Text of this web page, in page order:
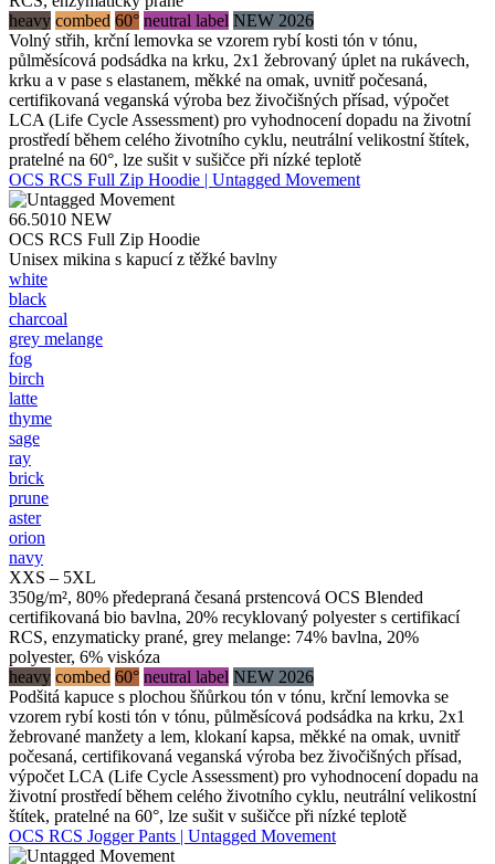
heavy combed 60° neutral label NEW 2026
Volný střih, krční lemovka se vzorem rybí kosti tón v tónu,
půlměsícová podsádka na krku, 2x1 žebrovaný úplet na rukávech,
krku a v pase s elastanem, měkké na omak, uvnitř počesaná,
certifikovaná veganská výroba bez živočišných přísad, výpočet
LCA (Life Cycle Assessment) pro vyhodnocení dopadu na životní
prostředí během celého životního cyklu, neutrální velikostní štítek,
pratelné na 60°, lze sušit v sušičce při nízké teplotě
OCS RCS Full Zip Hoodie | Untagged Movement
66.5010 NEW
OCS RCS Full Zip Hoodie
Unisex mikina s kapucí z těžké bavlny
white
black
charcoal
grey melange
fog
birch
latte
thyme
sage
ray
brick
prune
aster
orion
navy
XXS – 5XL
350g/m², 80% předepraná česaná prstencová OCS Blended
certifikovaná bio bavlna, 20% recyklovaný polyester s certifikací
RCS, enzymaticky prané, grey melange: 74% bavlna, 20%
polyester, 6% viskóza
heavy combed 60° neutral label NEW 2026
Podšitá kapuce s plochou šňůrkou tón v tónu, krční lemovka se
vzorem rybí kosti tón v tónu, půlměsícová podsádka na krku, 2x1
žebrované manžety a lem, klokaní kapsa, měkké na omak, uvnitř
počesaná, certifikovaná veganská výroba bez živočišných přísad,
výpočet LCA (Life Cycle Assessment) pro vyhodnocení dopadu na
životní prostředí během celého životního cyklu, neutrální velikostní
štítek, pratelné na 60°, lze sušit v sušičce při nízké teplotě
OCS RCS Jogger Pants | Untagged Movement